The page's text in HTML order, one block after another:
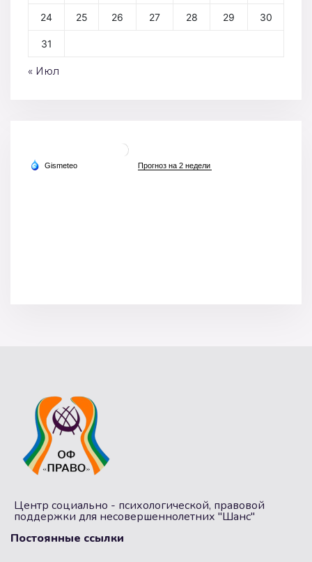
24 25 26 27 28 29 30
31
« Июл
Центр социально - психологической, правовой
поддержки для несовершеннолетних "Шанс"
Постоянные ссылки